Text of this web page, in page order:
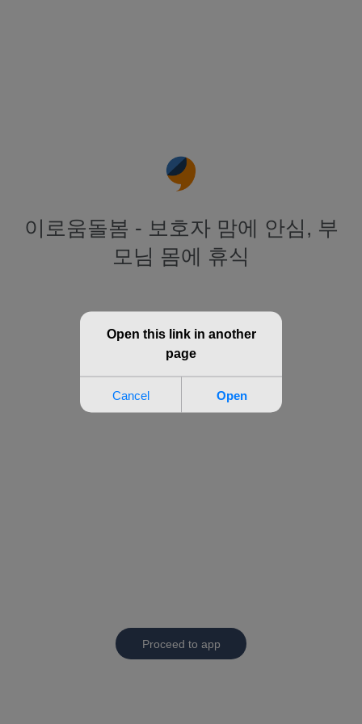
이로움돌봄 - 보호자 맘에 안심, 부
모님 몸에 휴식
Proceed to app